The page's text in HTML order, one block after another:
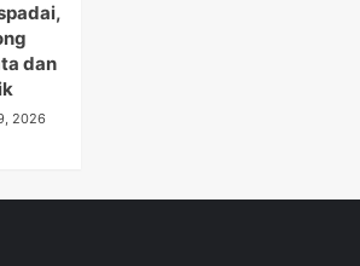
dan
2026